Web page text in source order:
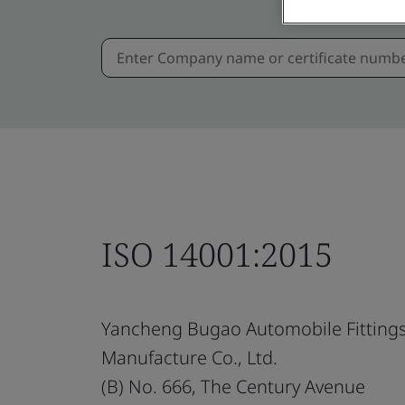
ISO 14001:2015
Yancheng Bugao Automobile
Manufacture Co., Ltd.
(B) No. 666, The Century Avenue